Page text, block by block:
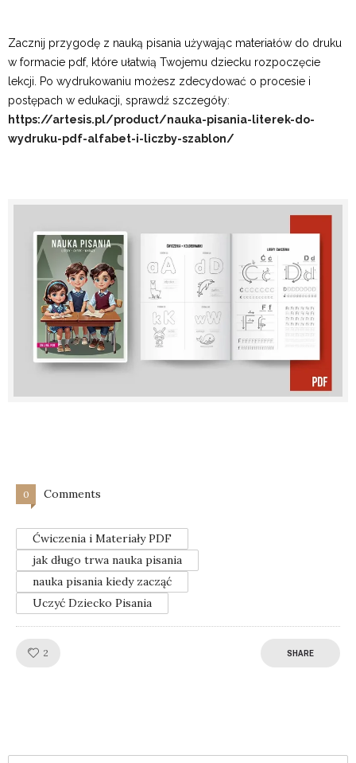
Zacznij przygodę z nauką pisania używając materiałów do druku
w formacie pdf, które ułatwią Twojemu dziecku rozpoczęcie
lekcji. Po wydrukowaniu możesz zdecydować o procesie i
postępach w edukacji, sprawdź szczegóły:
https://artesis.pl/product/nauka-pisania-literek-do-
wydruku-pdf-alfabet-i-liczby-szablon/
0 Comments
Ćwiczenia i Materiały PDF
jak długo trwa nauka pisania
nauka pisania kiedy zacząć
Uczyć Dziecko Pisania
2 SHARE